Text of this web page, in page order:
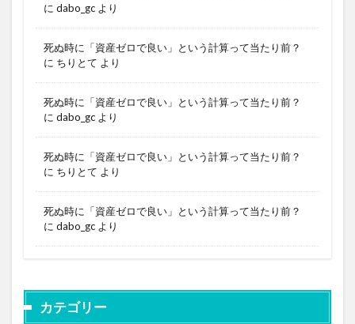
に dabo_gc より
死ぬ時に「資産ゼロで良い」という計算って当たり前？
に ちりとて より
死ぬ時に「資産ゼロで良い」という計算って当たり前？
に dabo_gc より
死ぬ時に「資産ゼロで良い」という計算って当たり前？
に ちりとて より
死ぬ時に「資産ゼロで良い」という計算って当たり前？
に dabo_gc より
カテゴリー